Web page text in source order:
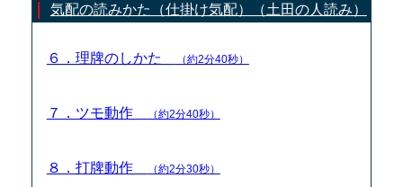
気配の読みかた（仕掛け気配）（土田の人読み）
６．理牌のしかた （約2分40秒）
７．ツモ動作 （約2分40秒）
８．打牌動作 （約2分30秒）